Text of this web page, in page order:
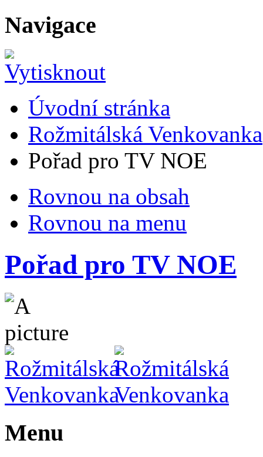
Navigace
Úvodní stránka
Rožmitálská Venkovanka
Pořad pro TV NOE
Rovnou na obsah
Rovnou na menu
Pořad pro TV NOE
Menu